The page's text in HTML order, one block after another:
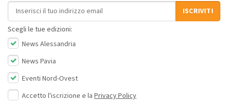
Indirizzo email
ISCRIVITI
Scegli le tue edizioni:
News Alessandria
News Pavia
Eventi Nord-Ovest
Accetto l'iscrizione e la Privacy Policy